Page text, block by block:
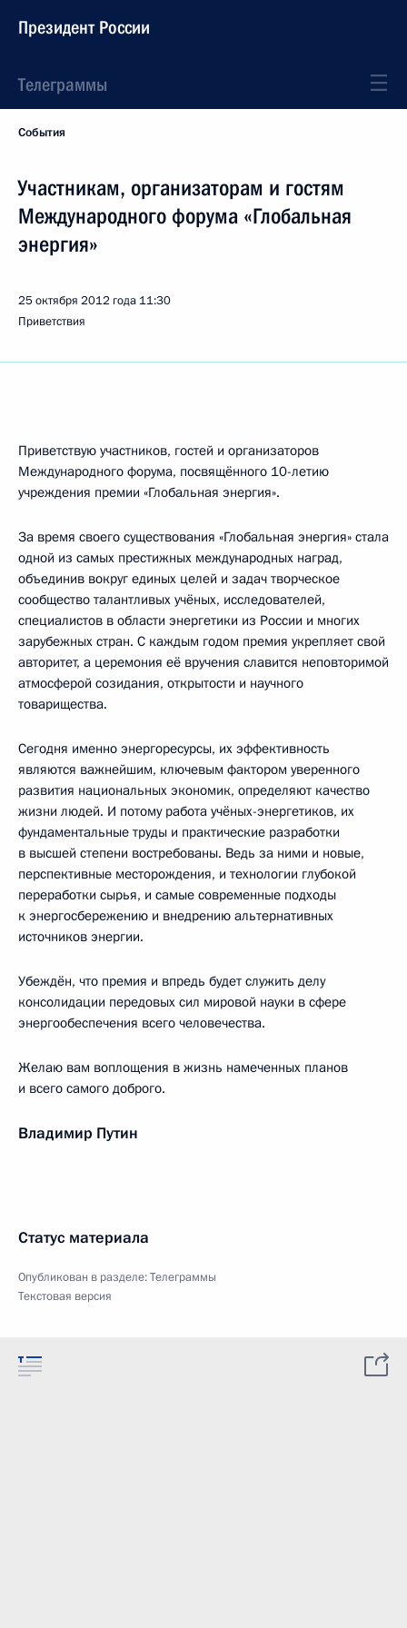
Президент России
Телеграммы
События
Участникам, организаторам и гостям
Международного форума «Глобальная
энергия»
25 октября 2012 года 11:30
Приветствия
Приветствую участников, гостей и организаторов
Международного форума, посвящённого 10-летию
учреждения премии «Глобальная энергия».
За время своего существования «Глобальная энергия» стала
одной из самых престижных международных наград,
объединив вокруг единых целей и задач творческое
сообщество талантливых учёных, исследователей,
специалистов в области энергетики из России и многих
зарубежных стран. С каждым годом премия укрепляет свой
авторитет, а церемония её вручения славится неповторимой
атмосферой созидания, открытости и научного
товарищества.
Сегодня именно энергоресурсы, их эффективность
являются важнейшим, ключевым фактором уверенного
развития национальных экономик, определяют качество
жизни людей. И потому работа учёных-энергетиков, их
фундаментальные труды и практические разработки
в высшей степени востребованы. Ведь за ними и новые,
перспективные месторождения, и технологии глубокой
переработки сырья, и самые современные подходы
к энергосбережению и внедрению альтернативных
источников энергии.
Убеждён, что премия и впредь будет служить делу
консолидации передовых сил мировой науки в сфере
энергообеспечения всего человечества.
Желаю вам воплощения в жизнь намеченных планов
и всего самого доброго.
Владимир Путин
Статус материала
Опубликован в разделе:Телеграммы
Текстовая версия